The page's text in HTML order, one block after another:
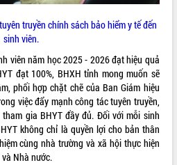
với
truyền chính sách bảo hiểm y tế đến
sinh viên.
viên năm học 2025 - 2026 đạt hiệu quả
đạt 100%, BHXH tỉnh mong muốn sẽ
phối hợp chặt chẽ của Ban Giám hiệu
việc đẩy mạnh công tác tuyên truyền,
gia BHYT đầy đủ. Đối với mỗi sinh
không chỉ là quyền lợi cho bản thân
cùng nhà trường và xã hội thực hiện
Nhà nước.